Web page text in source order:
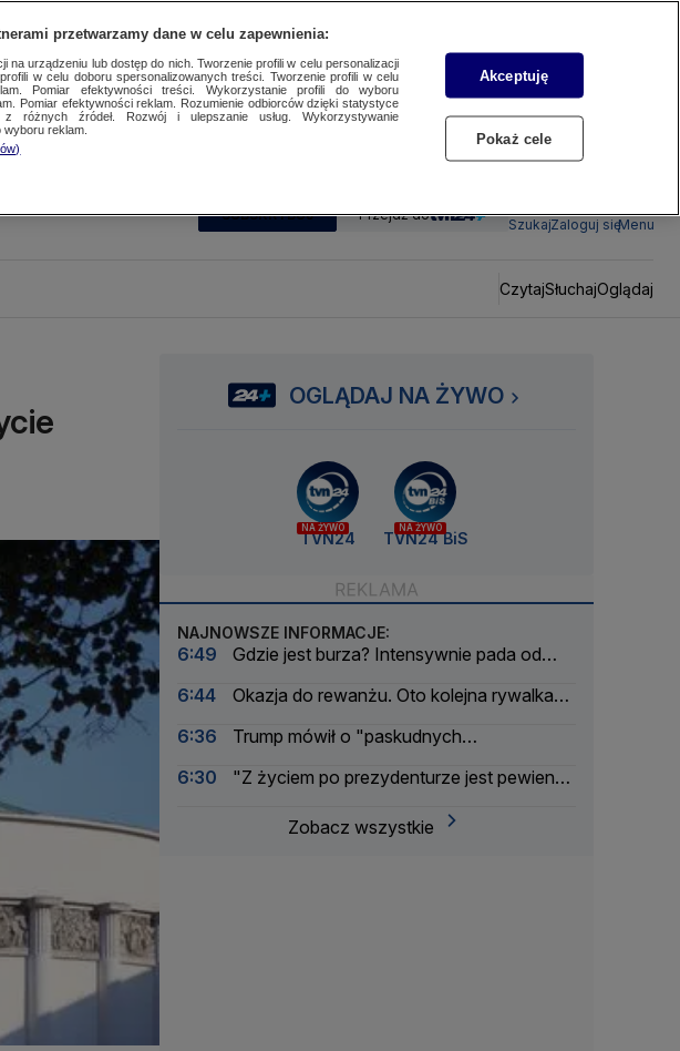
SUBSKRYBUJ Przejdź do
SzukajZaloguj sięMenu
CzytajSłuchajOglądaj
OGLĄDAJ NA ŻYWO
NA ŻYWO
TVN24
NA ŻYWO
TVN24 BiS
NAJNOWSZE INFORMACJE:
6:49
Gdzie jest burza? Intensywnie pada od
6:44
Okazja do rewanżu. Oto kolejna rywalka
6:36
Trump mówił o "paskudnych
6:30
"Z życiem po prezydenturze jest pewien
Zobacz wszystkie
przetwarzamy dane w celu zapewnienia:
na urządzeniu lub dostęp do nich. Tworzenie profili w celu personalizacji
w celu doboru spersonalizowanych treści. Tworzenie profili w celu
Pomiar efektywności treści. Wykorzystanie profili do wyboru
Pomiar efektywności reklam. Rozumienie odbiorców dzięki statystyce
różnych źródeł. Rozwój i ulepszanie usług. Wykorzystywanie
reklam.
Akceptuję
Pokaż cele